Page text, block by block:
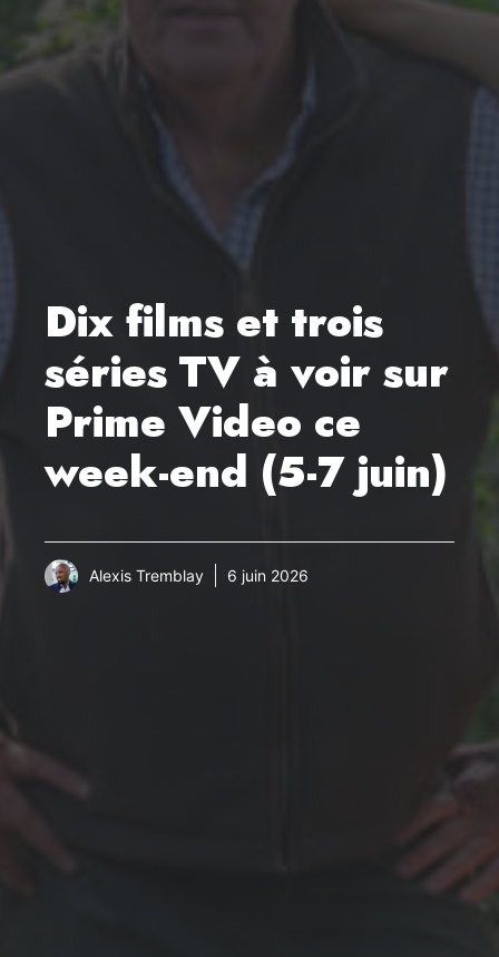
Dix films et trois
séries TV à voir sur
Prime Video ce
week-end (5-7 juin)
Alexis Tremblay 6 juin 2026